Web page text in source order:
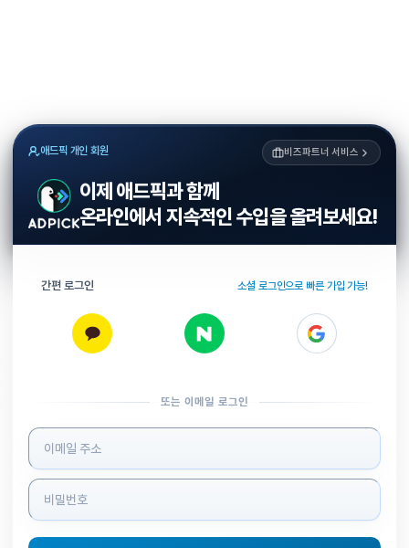
애드픽 개인 회원 비즈파트너 서비스
이제 애드픽과 함께
온라인에서 지속적인 수입을 올려보세요!
간편 로그인 소셜 로그인으로 빠른 가입 가능!
또는 이메일 로그인
로그인 정보 입력